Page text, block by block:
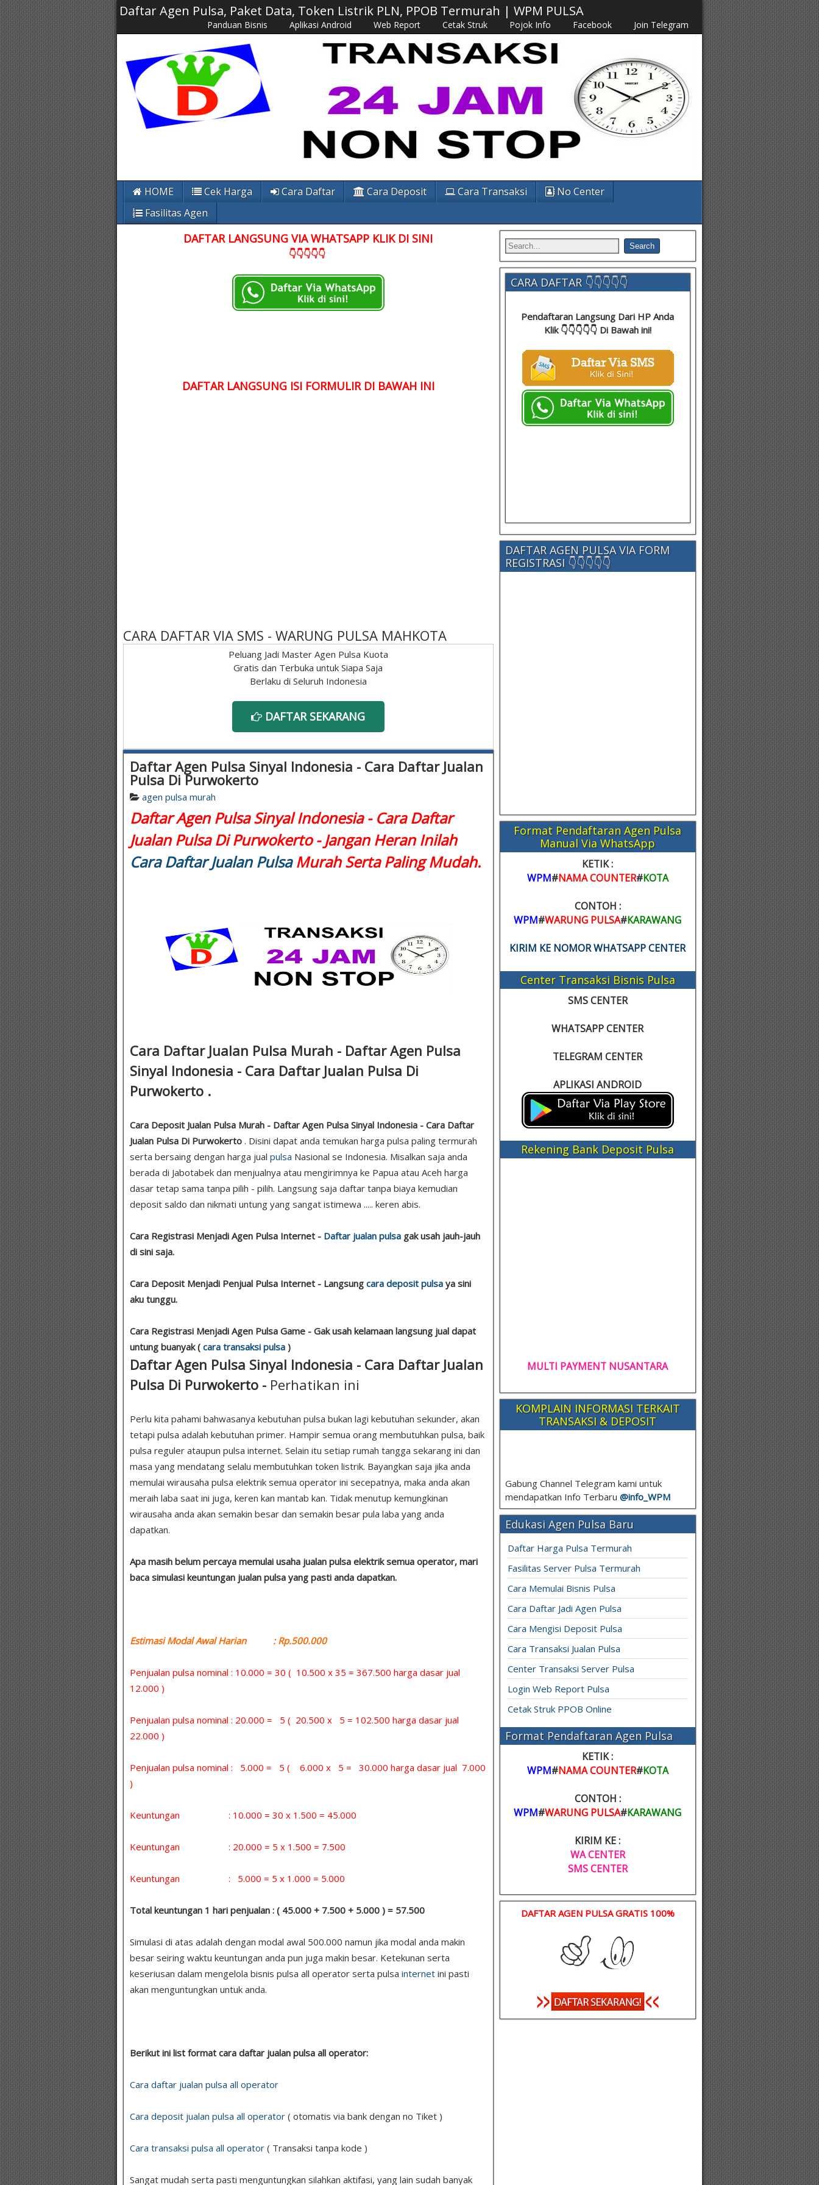
Daftar Agen Pulsa, Paket Data, Token Listrik PLN, PPOB Termurah | WPM PULSA
Panduan Bisnis Aplikasi Android Web Report Cetak Struk Pojok Info Facebook Join Telegram
HOME Cek Harga Cara Daftar Cara Deposit Cara Transaksi
No Center
Fasilitas Agen
DAFTAR LANGSUNG VIA WHATSAPP KLIK DI SINI
👇👇👇👇👇
DAFTAR LANGSUNG ISI FORMULIR DI BAWAH INI
CARA DAFTAR VIA SMS - WARUNG PULSA MAHKOTA
Peluang Jadi Master Agen Pulsa Kuota
Gratis dan Terbuka untuk Siapa Saja
Berlaku di Seluruh Indonesia
DAFTAR SEKARANG
Daftar Agen Pulsa Sinyal Indonesia - Cara Daftar Jualan
Pulsa Di Purwokerto
agen pulsa murah
Daftar Agen Pulsa Sinyal Indonesia - Cara Daftar
Jualan Pulsa Di Purwokerto - Jangan Heran Inilah
Cara Daftar Jualan PulsaMurah Serta Paling Mudah.
Cara Daftar Jualan Pulsa Murah - Daftar Agen Pulsa
Sinyal Indonesia - Cara Daftar Jualan Pulsa Di
Purwokerto .
Cara Deposit Jualan Pulsa Murah - Daftar Agen Pulsa Sinyal Indonesia - Cara Daftar
Jualan Pulsa Di Purwokerto . Disini dapat anda temukan harga pulsa paling termurah
serta bersaing dengan harga jual pulsa Nasional se Indonesia. Misalkan saja anda
berada di Jabotabek dan menjualnya atau mengirimnya ke Papua atau Aceh harga
dasar tetap sama tanpa pilih - pilih. Langsung saja daftar tanpa biaya kemudian
deposit saldo dan nikmati untung yang sangat istimewa ..... keren abis.
Cara Registrasi Menjadi Agen Pulsa Internet - Daftar jualan pulsa gak usah jauh-jauh
di sini saja.
Cara Deposit Menjadi Penjual Pulsa Internet - Langsung cara deposit pulsa ya sini
aku tunggu.
Cara Registrasi Menjadi Agen Pulsa Game - Gak usah kelamaan langsung jual dapat
untung buanyak ( cara transaksi pulsa )
Daftar Agen Pulsa Sinyal Indonesia - Cara Daftar Jualan
Pulsa Di Purwokerto - Perhatikan ini
Perlu kita pahami bahwasanya kebutuhan pulsa bukan lagi kebutuhan sekunder, akan
tetapi pulsa adalah kebutuhan primer. Hampir semua orang membutuhkan pulsa, baik
pulsa reguler ataupun pulsa internet. Selain itu setiap rumah tangga sekarang ini dan
masa yang mendatang selalu membutuhkan token listrik. Bayangkan saja jika anda
memulai wirausaha pulsa elektrik semua operator ini secepatnya, maka anda akan
meraih laba saat ini juga, keren kan mantab kan. Tidak menutup kemungkinan
wirausaha anda akan semakin besar dan semakin besar pula laba yang anda
dapatkan.
Apa masih belum percaya memulai usaha jualan pulsa elektrik semua operator, mari
baca simulasi keuntungan jualan pulsa yang pasti anda dapatkan.
Estimasi Modal Awal Harian : Rp.500.000
Penjualan pulsa nominal : 10.000 = 30 ( 10.500 x 35 = 367.500 harga dasar jual
12.000 )
Penjualan pulsa nominal : 20.000 = 5 ( 20.500 x 5 = 102.500 harga dasar jual
22.000 )
Penjualan pulsa nominal : 5.000 = 5 ( 6.000 x 5 = 30.000 harga dasar jual 7.000
)
Keuntungan : 10.000 = 30 x 1.500 = 45.000
Keuntungan : 20.000 = 5 x 1.500 = 7.500
Keuntungan : 5.000 = 5 x 1.000 = 5.000
Total keuntungan 1 hari penjualan : ( 45.000 + 7.500 + 5.000 ) = 57.500
Simulasi di atas adalah dengan modal awal 500.000 namun jika modal anda makin
besar seiring waktu keuntungan anda pun juga makin besar. Ketekunan serta
keseriusan dalam mengelola bisnis pulsa all operator serta pulsa internet ini pasti
akan menguntungkan untuk anda.
Berikut ini list format cara daftar jualan pulsa all operator:
Cara daftar jualan pulsa all operator
Cara deposit jualan pulsa all operator ( otomatis via bank dengan no Tiket )
Cara transaksi pulsa all operator ( Transaksi tanpa kode )
Sangat mudah serta pasti menguntungkan silahkan aktifasi, yang lain sudah banyak
CARA DAFTAR 👇👇👇👇👇
Pendaftaran Langsung Dari HP Anda
Klik 👇👇👇👇👇 Di Bawah ini!
DAFTAR AGEN PULSA VIA FORM
REGISTRASI 👇👇👇👇👇
Format Pendaftaran Agen Pulsa
Manual Via WhatsApp
KETIK :
WPM#NAMA COUNTER#KOTA
CONTOH :
WPM#WARUNG PULSA#KARAWANG
KIRIM KE NOMOR WHATSAPP CENTER
Center Transaksi Bisnis Pulsa
SMS CENTER
WHATSAPP CENTER
TELEGRAM CENTER
APLIKASI ANDROID
Rekening Bank Deposit Pulsa
MULTI PAYMENT NUSANTARA
KOMPLAIN INFORMASI TERKAIT
TRANSAKSI & DEPOSIT
Gabung Channel Telegram kami untuk
mendapatkan Info Terbaru @info_ WPM
Edukasi Agen Pulsa Baru
Daftar Harga Pulsa Termurah
Fasilitas Server Pulsa Termurah
Cara Memulai Bisnis Pulsa
Cara Daftar Jadi Agen Pulsa
Cara Mengisi Deposit Pulsa
Cara Transaksi Jualan Pulsa
Center Transaksi Server Pulsa
Login Web Report Pulsa
Cetak Struk PPOB Online
Format Pendaftaran Agen Pulsa
KETIK :
WPM#NAMA COUNTER#KOTA
CONTOH :
WPM#WARUNG PULSA#KARAWANG
KIRIM KE :
WA CENTER
SMS CENTER
DAFTAR AGEN PULSA GRATIS 100%